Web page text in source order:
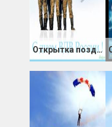
Открытка поздравления с днем ВДВ